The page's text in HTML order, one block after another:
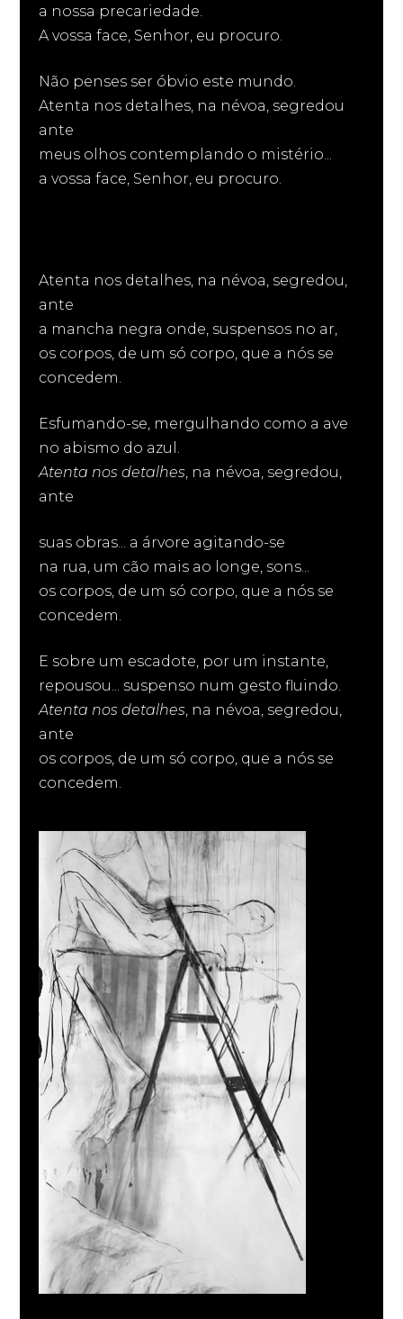
a nossa precariedade.
A vossa face, Senhor, eu procuro.
Não penses ser óbvio este mundo.
Atenta nos detalhes, na névoa, segredou
ante
meus olhos contemplando o mistério...
a vossa face, Senhor, eu procuro.
Atenta nos detalhes, na névoa, segredou,
ante
a mancha negra onde, suspensos no ar,
os corpos, de um só corpo, que a nós se
concedem.
Esfumando-se, mergulhando como a ave
no abismo do azul.
Atenta nos detalhes, na névoa, segredou,
ante
suas obras... a árvore agitando-se
na rua, um cão mais ao longe, sons...
os corpos, de um só corpo, que a nós se
concedem.
E sobre um escadote, por um instante,
repousou... suspenso num gesto fluindo.
Atenta nos detalhes, na névoa, segredou,
ante
os corpos, de um só corpo, que a nós se
concedem.